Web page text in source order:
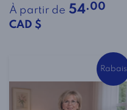
À partir de 54.00
CAD $
Rabais